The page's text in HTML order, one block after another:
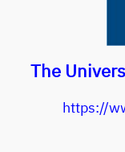
The
https://